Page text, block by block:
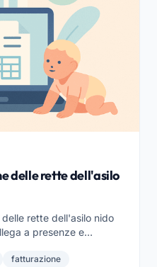
delle rette dell'asilo
rette dell'asilo nido
a presenze e
fatturazione